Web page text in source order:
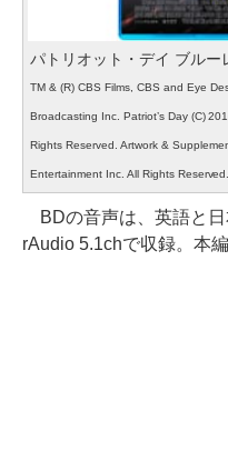
パトリオット・デイ ブルー
TM & (R) CBS Films, CBS and Eye
Broadcasting Inc. Patriot’s Day (C)
Rights Reserved. Artwork &
Entertainment Inc. All Rights Reserved.
BDの音声は、英語と日
rAudio 5.1chで収録。本